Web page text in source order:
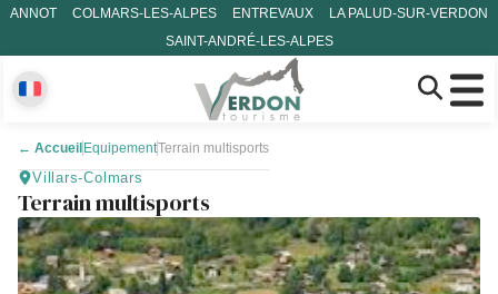
ANNOT COLMARS-LES-ALPES ENTREVAUX
LA PALUD-SUR-VERDON
SAINT-ANDRÉ-LES-ALPES
← Accueil EquipementTerrain multisports
Villars-Colmars
Terrain multisports